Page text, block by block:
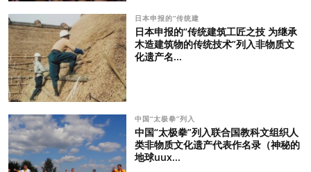
日本申报的“传统建
日本申报的“传统建筑工匠之技 为继承
木造建筑物的传统技术”列入非物质文
化遗产名...
中国“太极拳”列入
中国“太极拳”列入联合国教科文组织人
类非物质文化遗产代表作名录（神秘的
地球uux...